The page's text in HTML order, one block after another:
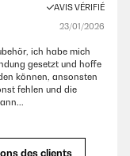
AVIS VÉRIFIÉ
23/01/2026
ich habe mich
gesetzt und hoffe
können, ansonsten
fehlen und die
des clients